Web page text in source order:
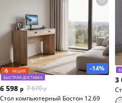
-14%
АКЦИЯ
БЫСТРАЯ ДОСТАВКА
6 598 р 7 670 р
Стол компьютерный Бостон 12.69
3